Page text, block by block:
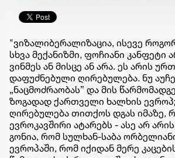
"ვიზალიბერალიზაცია, ისევე
სხვა მექანიზმი, ფოჩიანი კანფეტი
ვინმეს ან მისცე ან არა. ეს არის
დაფუძნებული ღირებულება. ნუ
„ნაცმოძრაობას” და მის
ზოგადად ქართველი ხალხის
ღირებულება თითქოს დგას იმაზე,
ევროკავშირი ატარებს - ასე არ
გონია, რომ სულხან-საბა
ევროპაში, რომ იქიდან მერე